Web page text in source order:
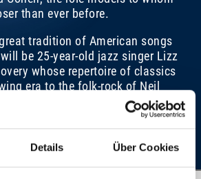
Details Über Cookies
than ever before.
tradition of American songs
be 25-year-old jazz singer Lizz
whose repertoire of classics
era to the folk-rock of Neil
the jazz charts in summer 2005.